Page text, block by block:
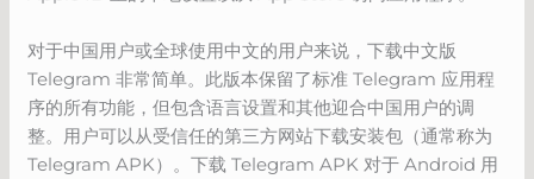
对于中国用户或全球使用中文的用户来说，下载中文版
Telegram 非常简单。此版本保留了标准 Telegram 应用程
序的所有功能，但包含语言设置和其他迎合中国用户的调
整。用户可以从受信任的第三方网站下载安装包（通常称为
Telegram APK）。下载 Telegram APK 对于 Android 用